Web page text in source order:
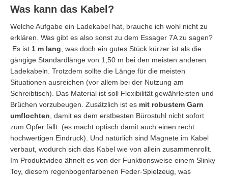
Was kann das Kabel?
Welche Aufgabe ein Ladekabel hat, brauche ich wohl nicht zu
erklären. Was gibt es also sonst zu dem Essager 7A zu sagen?
Es ist 1 m lang, was doch ein gutes Stück kürzer ist als die
gängige Standardlänge von 1,50 m bei den meisten anderen
Ladekabeln. Trotzdem sollte die Länge für die meisten
Situationen ausreichen (vor allem bei der Nutzung am
Schreibtisch). Das Material ist soll Flexibilität gewährleisten und
Brüchen vorzubeugen. Zusätzlich ist es mit robustem Garn
umflochten, damit es dem erstbesten Bürostuhl nicht sofort
zum Opfer fällt (es macht optisch damit auch einen recht
hochwertigen Eindruck). Und natürlich sind Magnete im Kabel
verbaut, wodurch sich das Kabel wie von allein zusammenrollt.
Im Produktvideo ähnelt es von der Funktionsweise einem Slinky
Toy, diesem regenbogenfarbenen Feder-Spielzeug, was